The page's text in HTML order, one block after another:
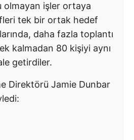
olmayan işler ortaya
tek bir ortak hedef
daha fazla toplantı
kalmadan 80 kişiyi aynı
getirdiler.
Direktörü Jamie Dunbar